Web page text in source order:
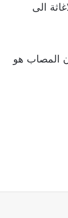
الى
المصاب هو